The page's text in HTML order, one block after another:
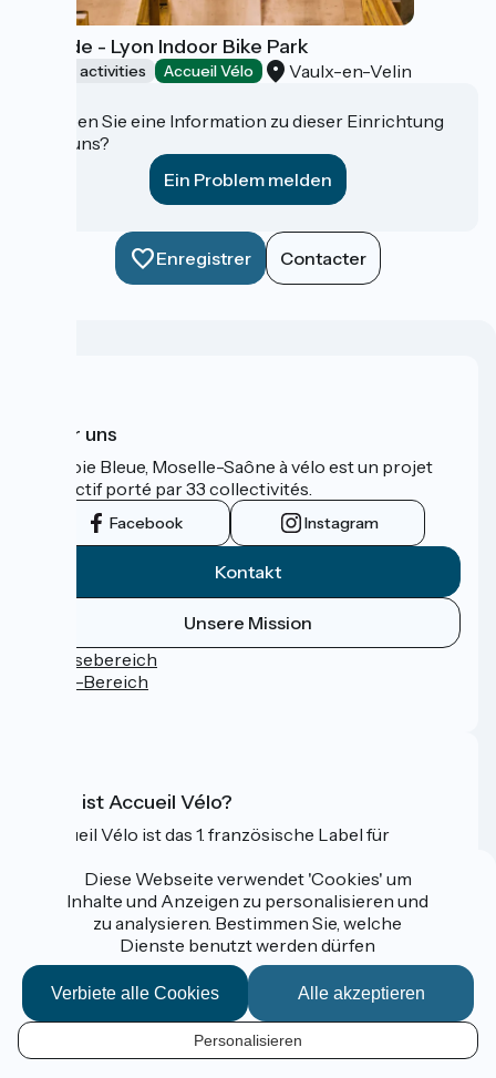
DE
WeRide - Lyon Indoor Bike Park
Sports activities Accueil Vélo Vaulx-en-Velin
Haben Sie eine Information zu dieser Einrichtung
für uns?
Ein Problem melden
Enregistrer Contacter
Über uns
La Voie Bleue, Moselle-Saône à vélo est un projet
collectif porté par 33 collectivités.
Facebook Instagram
Kontakt
Unsere Mission
Pressebereich
Profi-Bereich
Was ist Accueil Vélo?
Accueil Vélo ist das 1. französische Label für
Mehr erfahren
Gefördert im Rahmen von Destination France
Espace Pro / Presse
Diese Webseite verwendet 'Cookies' um
Inhalte und Anzeigen zu personalisieren und
zu analysieren. Bestimmen Sie, welche
Dienste benutzt werden dürfen
Alle akzeptieren
Verbiete alle Cookies
Personalisieren